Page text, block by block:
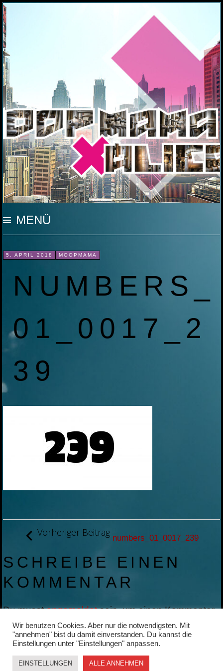
MOOP MAMA
MENÜ
INHALT
SPRINGEN
5. APRIL 2018 MOOPMAMA
NUMBERS_
01_0017_2
39
BEITRAGSNAVIGATION
Vorheriger Beitragnumbers_01_0017_239
SCHREIBE EINEN
KOMMENTAR
Du musstangemeldetsein, um einen Kommentar
abzugeben.
Wir benutzen Cookies. Aber nur die notwendigsten. Mit
"annehmen" bist du damit einverstanden. Du kannst die
Einstellungen unter "Einstellungen" anpassen.
EINSTELLUNGEN ALLE ANNEHMEN